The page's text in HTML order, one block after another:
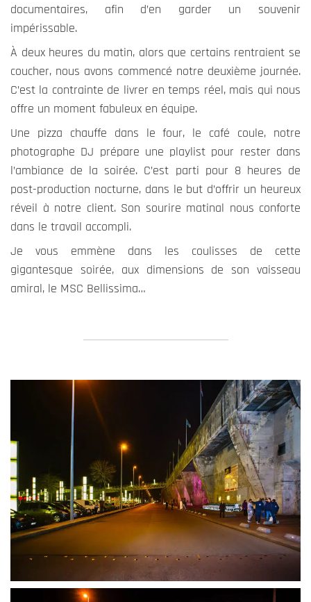
documentaires, afin d’en garder un souvenir
impérissable.
À deux heures du matin, alors que certains rentraient se
coucher, nous avons commencé notre deuxième journée.
C’est la contrainte de livrer en temps réel, mais qui nous
offre un moment fabuleux en équipe.
Une pizza chauffe dans le four, le café coule, notre
photographe DJ prépare une playlist pour rester dans
l’ambiance de la soirée. C’est parti pour 8 heures de
post-production nocturne, dans le but d’offrir un heureux
réveil à notre client. Son sourire matinal nous conforte
dans le travail accompli.
Je vous emmène dans les coulisses de cette
gigantesque soirée, aux dimensions de son vaisseau
amiral, le MSC Bellissima…